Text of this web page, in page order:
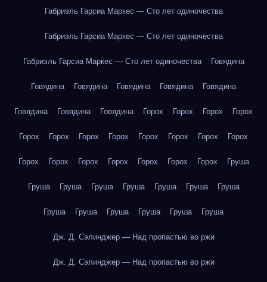
Габриэль Гарсиа Маркес — Сто лет одиночества
Габриэль Гарсиа Маркес — Сто лет одиночества
Габриэль Гарсиа Маркес — Сто лет одиночества Говядина
Говядина Говядина Говядина Говядина Говядина
Говядина Говядина Говядина Горох Горох Горох Горох
Горох Горох Горох Горох Горох Горох Горох Горох
Горох Горох Горох Горох Горох Горох Горох Груша
Груша Груша Груша Груша Груша Груша Груша
Груша Груша Груша Груша Груша Груша
Дж. Д. Сэлинджер — Над пропастью во ржи
Дж. Д. Сэлинджер — Над пропастью во ржи